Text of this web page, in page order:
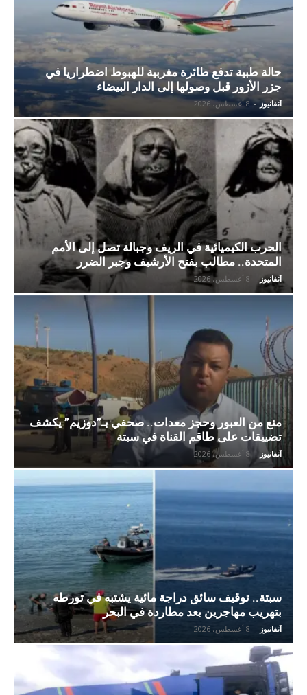
حالة طبية تدفع طائرة مغربية للهبوط اضطراريا في
جزر الأزور قبل وصولها إلى الدار البيضاء
آنفانيوز - 8 أغسطس، 2026
الحرب الكيميائية في الريف وجبالة تصل إلى الأمم
المتحدة.. مطالب بفتح الأرشيف وجبر الضرر
آنفانيوز - 8 أغسطس، 2026
منع من العبور وحجز معدات.. صحفي بـ”دوزيم” يكشف
تضييقات على طاقم القناة في سبتة
آنفانيوز - 8 أغسطس، 2026
سبتة.. توقيف سائق دراجة مائية يشتبه في تورطه
بتهريب مهاجرين بعد مطاردة في البحر
آنفانيوز - 8 أغسطس، 2026